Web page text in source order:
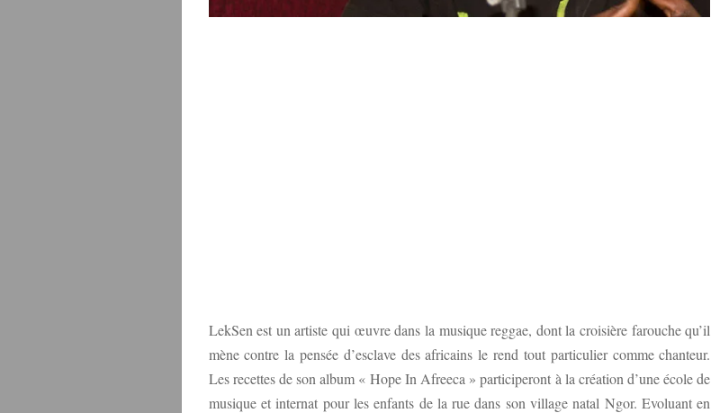
LekSen est un artiste qui œuvre dans la musique reggae, dont la croisière farouche qu’il
mène contre la pensée d’esclave des africains le rend tout particulier comme chanteur.
Les recettes de son album « Hope In Afreeca » participeront à la création d’une école de
musique et internat pour les enfants de la rue dans son village natal Ngor. Evoluant en